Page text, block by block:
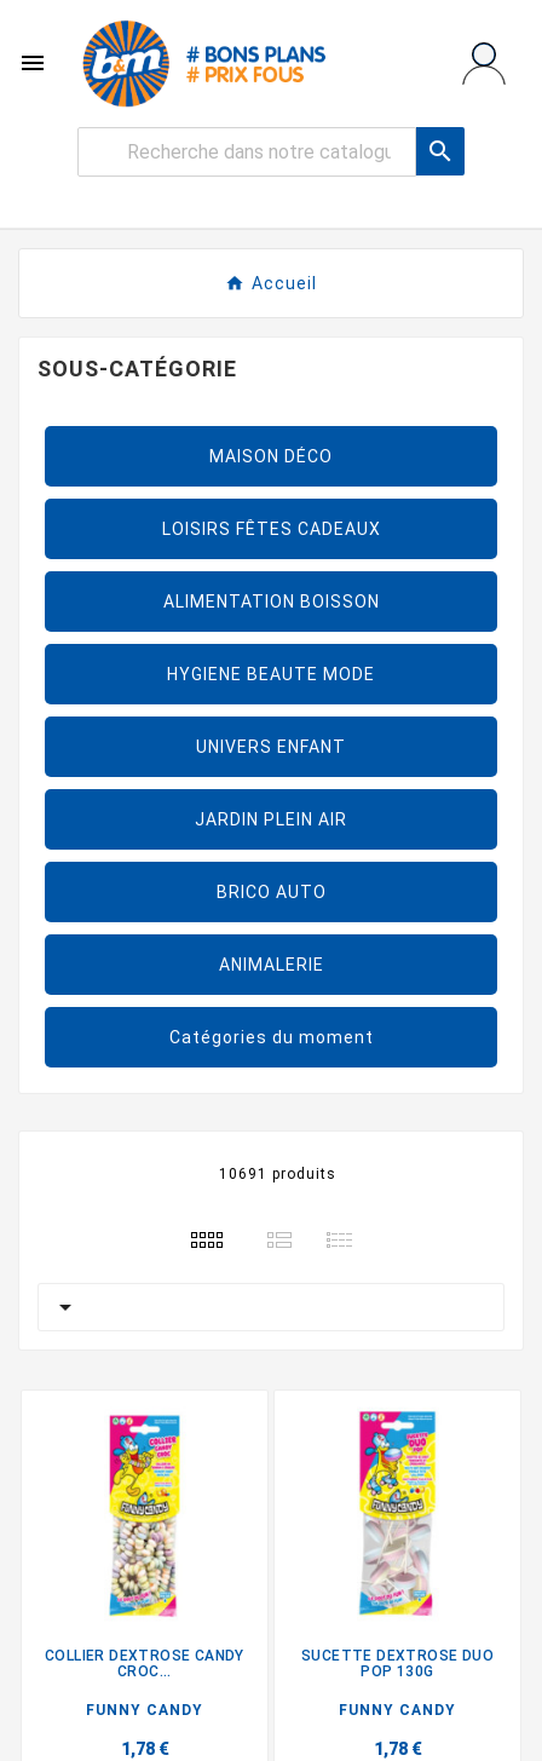


Accueil
SOUS-CATÉGORIE
MAISON DÉCO
LOISIRS FÊTES CADEAUX
ALIMENTATION BOISSON
HYGIENE BEAUTE MODE
UNIVERS ENFANT
JARDIN PLEIN AIR
BRICO AUTO
ANIMALERIE
Catégories du moment
10691 produits

COLLIER DEXTROSE CANDY
CROC...
FUNNY CANDY
1,78 €
SUCETTE DEXTROSE DUO
POP 130G
FUNNY CANDY
1,78 €